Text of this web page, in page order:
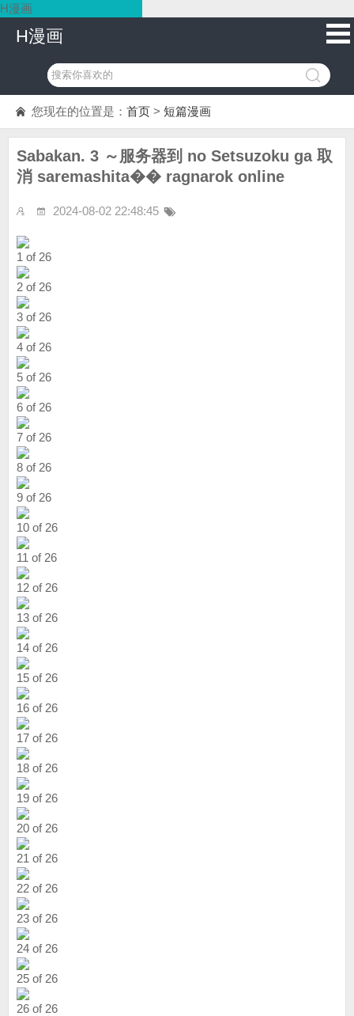
H漫画
H漫画
您现在的位置是： 首页 > 短篇漫画
Sabakan. 3 ～服务器到 no Setsuzoku ga 取
消 saremashita�� ragnarok online
2024-08-02 22:48:45
1 of 26
2 of 26
3 of 26
4 of 26
5 of 26
6 of 26
7 of 26
8 of 26
9 of 26
10 of 26
11 of 26
12 of 26
13 of 26
14 of 26
15 of 26
16 of 26
17 of 26
18 of 26
19 of 26
20 of 26
21 of 26
22 of 26
23 of 26
24 of 26
25 of 26
26 of 26